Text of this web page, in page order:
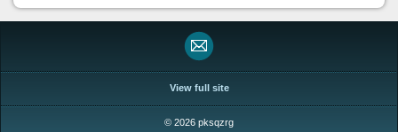
View full site
© 2026 pksqzrg